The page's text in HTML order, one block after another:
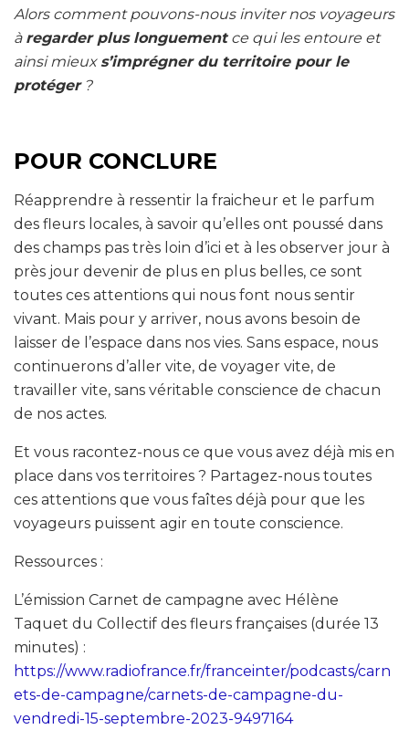
Alors comment pouvons-nous inviter nos voyageurs
à regarder plus longuementce qui les entoure et
ainsi mieux s’imprégner du territoire pour le
protéger?
POUR CONCLURE
Réapprendre à ressentir la fraicheur et le parfum
des fleurs locales, à savoir qu’elles ont poussé dans
des champs pas très loin d’ici et à les observer jour à
près jour devenir de plus en plus belles, ce sont
toutes ces attentions qui nous font nous sentir
vivant. Mais pour y arriver, nous avons besoin de
laisser de l’espace dans nos vies. Sans espace, nous
continuerons d’aller vite, de voyager vite, de
travailler vite, sans véritable conscience de chacun
de nos actes.
Et vous racontez-nous ce que vous avez déjà mis en
place dans vos territoires ? Partagez-nous toutes
ces attentions que vous faîtes déjà pour que les
voyageurs puissent agir en toute conscience.
Ressources :
L’émission Carnet de campagne avec Hélène
Taquet du Collectif des fleurs françaises (durée 13
minutes) :
https://www.radiofrance.fr/franceinter/podcasts/carn
ets-de-campagne/carnets-de-campagne-du-
vendredi-15-septembre-2023-9497164